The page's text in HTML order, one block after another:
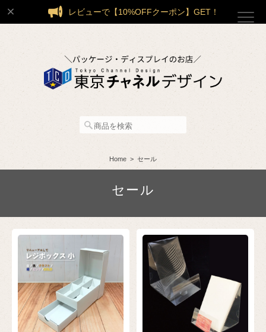
レビューで【10%OFFクーポン】GET！
Home セール
セール